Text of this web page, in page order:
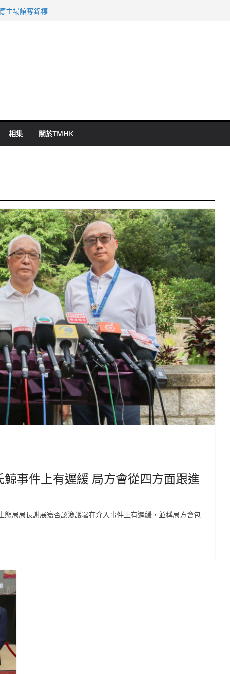
泰：下半年油價續波動
相集 關於TMHK
事件上有遲緩 局方會從四方面跟進
局局長謝展寰否認漁護署在介入事件上有遲緩，並稱局方會包